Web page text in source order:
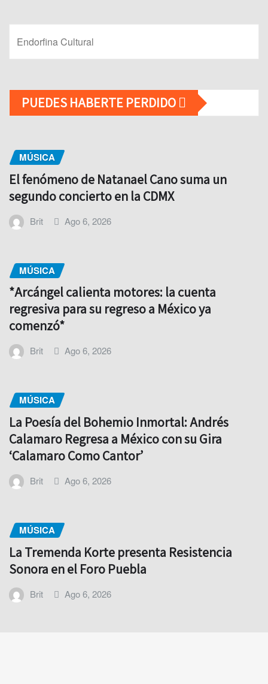
Endorfina Cultural
PUEDES HABERTE PERDIDO
MÚSICA
El fenómeno de Natanael Cano suma un
segundo concierto en la CDMX
Brit Ago 6, 2026
MÚSICA
*Arcángel calienta motores: la cuenta
regresiva para su regreso a México ya
comenzó*
Brit Ago 6, 2026
MÚSICA
La Poesía del Bohemio Inmortal: Andrés
Calamaro Regresa a México con su Gira
‘Calamaro Como Cantor’
Brit Ago 6, 2026
MÚSICA
La Tremenda Korte presenta Resistencia
Sonora en el Foro Puebla
Brit Ago 6, 2026